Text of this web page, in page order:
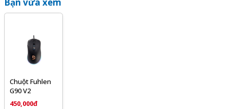
Bạn vừa xem
Chuột Fuhlen
G90 V2
450,000đ